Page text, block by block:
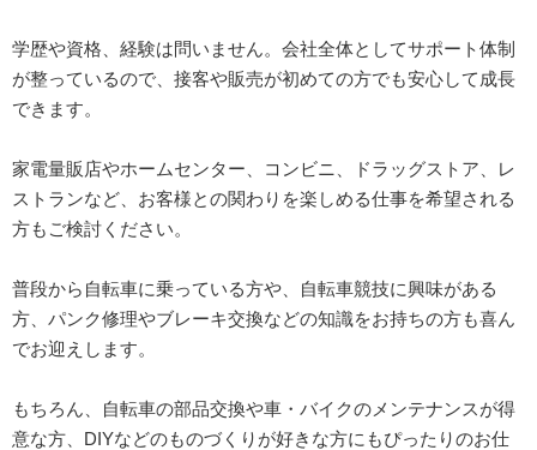
学歴や資格、経験は問いません。会社全体としてサポート体制
が整っているので、接客や販売が初めての方でも安心して成長
できます。
家電量販店やホームセンター、コンビニ、ドラッグストア、レ
ストランなど、お客様との関わりを楽しめる仕事を希望される
方もご検討ください。
普段から自転車に乗っている方や、自転車競技に興味がある
方、パンク修理やブレーキ交換などの知識をお持ちの方も喜ん
でお迎えします。
もちろん、自転車の部品交換や車・バイクのメンテナンスが得
意な方、DIYなどのものづくりが好きな方にもぴったりのお仕